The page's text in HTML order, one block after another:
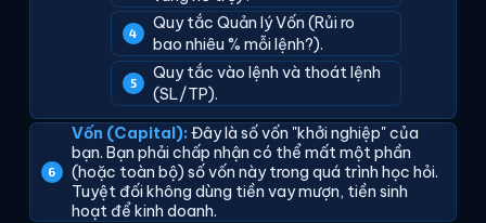
Quy tắc Quản lý Vốn (Rủi ro
bao nhiêu % mỗi lệnh?).
Quy tắc vào lệnh và thoát lệnh
(SL/TP).
Vốn (Capital):Đây là số vốn "khởi nghiệp" của
bạn. Bạn phải chấp nhận có thể mất một phần
(hoặc toàn bộ) số vốn này trong quá trình học hỏi.
Tuyệt đối không dùng tiền vay mượn, tiền sinh
hoạt để kinh doanh.